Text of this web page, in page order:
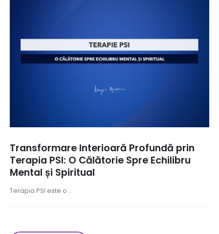
Transformare Interioară Profundă prin
Terapia PSI: O Călătorie Spre Echilibru
Mental și Spiritual
Terapia PSI este o ...